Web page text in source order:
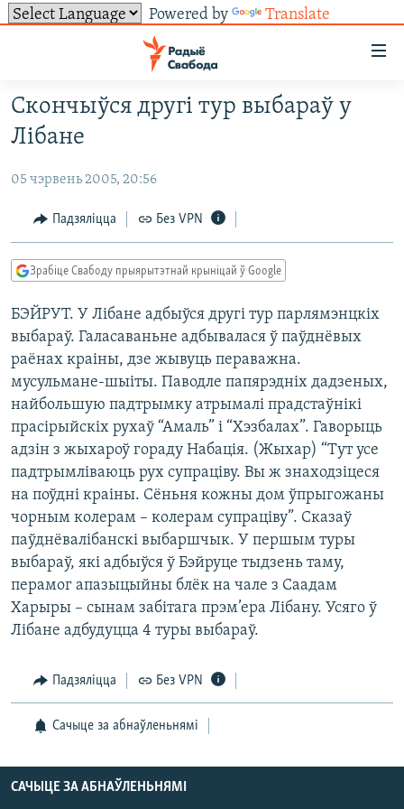
Powered by Translate
ўнівэрсальнага
доступу
Перайсьці
да
галоўнага
Перайсьці
да
галоўнай
навігацыі
Перайсьці
да
пошуку
НАВІНЫ
ВІДЭА І ФОТА
ЛЮДЗІ
ЭКАНОМІКА
ВАЙНА
БЕЛАРУСЫ НА ВАЙНЕ
ПАЛІТВЯЗЬНІ
КУЛЬТУРА
КАЛЯНДАР
ТЭСТЫ
БЛОГІ
ПАДКАСТЫ
КНІГІ
АЎДЫЁКНІГІ
PREMIUM
МОВА
НА ХВАЛЯХ СВАБОДЫ
СУВЯЗЬ
АБЫСЬЦІ БЛЯКАВАНЬНЕ
ПАДПІСАЦЦА
ПАДКАСТЫ
FACEBOOK
TWITTER
САЧЫЦЕ ЗА АБНАЎЛЕНЬНЯМІ
Усе сайты РС/РСЭ
Скончыўся другі тур выбараў у
Лібане
05 чэрвень 2005, 20:56
Падзяліцца Без VPN
Зрабіце Свабоду прыярытэтнай крыніцай ў Google
БЭЙРУТ. У Лібане адбыўся другі тур парлямэнцкіх
выбараў. Галасаваньне адбывалася ў паўднёвых
раёнах краіны, дзе жывуць пераважна.
мусульмане-шыіты. Паводле папярэдніх дадзеных,
найбольшую падтрымку атрымалі прадстаўнікі
прасірыйскіх рухаў “Амаль” і “Хэзбалах”. Гаворыць
адзін з жыхароў гораду Набація. (Жыхар) “Тут усе
падтрымліваюць рух супраціву. Вы ж знаходзіцеся
на поўдні краіны. Сёньня кожны дом ўпрыгожаны
чорным колерам – колерам супраціву”. Сказаў
паўднёвалібанскі выбаршчык. У першым туры
выбараў, які адбыўся ў Бэйруце тыдзень таму,
перамог апазыцыйны блёк на чале з Саадам
Харыры – сынам забітага прэм’ера Лібану. Усяго ў
Лібане адбудуцца 4 туры выбараў.
Падзяліцца Без VPN
Сачыце за абнаўленьнямі
САЧЫЦЕ ЗА АБНАЎЛЕНЬНЯМІ